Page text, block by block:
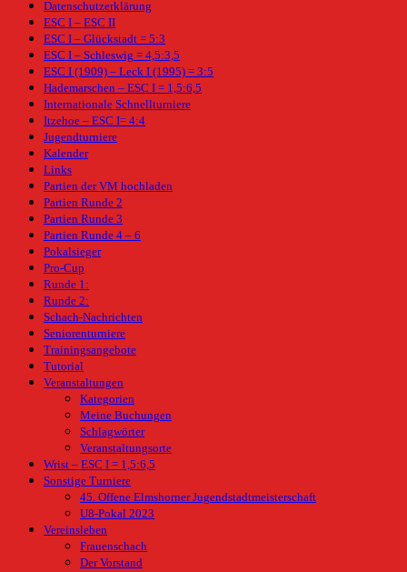
Datenschutzerklärung
ESC I – ESC II
ESC I – Glückstadt = 5:3
ESC I – Schleswig = 4,5:3,5
ESC I (1909) – Leck I (1995) = 3:5
Hademarschen – ESC I = 1,5:6,5
Internationale Schnellturniere
Itzehoe – ESC I= 4:4
Jugendturniere
Kalender
Links
Partien der VM hochladen
Partien Runde 2
Partien Runde 3
Partien Runde 4 – 6
Pokalsieger
Pro-Cup
Runde 1:
Runde 2:
Schach-Nachrichten
Seniorenturniere
Trainingsangebote
Tutorial
Veranstaltungen
Kategorien
Meine Buchungen
Schlagwörter
Veranstaltungsorte
Wrist – ESC I = 1,5:6,5
Sonstige Turniere
45. Offene Elmshorner Jugendstadtmeisterschaft
U8-Pokal 2023
Vereinsleben
Frauenschach
Der Vorstand